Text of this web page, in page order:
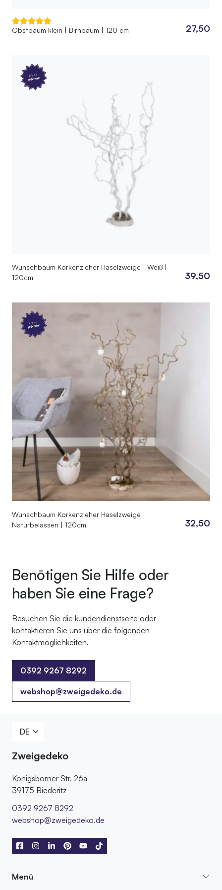
Obstbaum klein | Birnbaum | 120 cm 27,50
Hand
gefertigt
Wunschbaum Korkenzieher Haselzweige | Weiß |
120cm
39,50
Hand
gefertigt
Wunschbaum Korkenzieher Haselzweige |
Naturbelassen | 120cm
32,50
Benötigen Sie Hilfe oder
haben Sie eine Frage?
Besuchen Sie die kundendienstseite oder
kontaktieren Sie uns über die folgenden
Kontaktmöglichkeiten.
0392 9267 8292
0392 9267 8292
webshop@zweigedeko.de
Zweigedeko
Königsborner Str. 26a
39175 Biederitz
0392 9267 8292
webshop@zweigedeko.de
Menü